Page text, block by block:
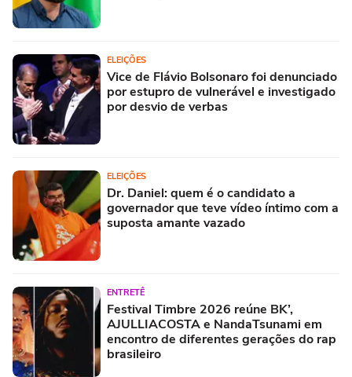
ELEIÇÕES
Vice de Flávio Bolsonaro foi denunciado
por estupro de vulnerável e investigado
por desvio de verbas
ELEIÇÕES
Dr. Daniel: quem é o candidato a
governador que teve vídeo íntimo com a
suposta amante vazado
ENTRETÊ
Festival Timbre 2026 reúne BK’,
AJULLIACOSTA e NandaTsunami em
encontro de diferentes gerações do rap
brasileiro